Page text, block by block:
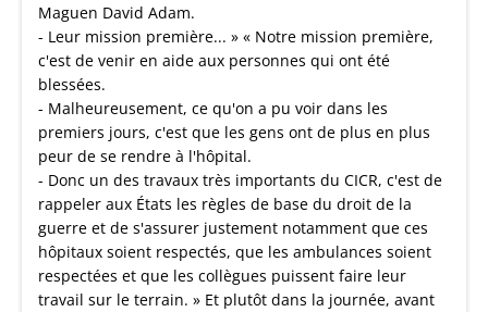
Maguen David Adam.
- Leur mission première... » « Notre mission première,
c'est de venir en aide aux personnes qui ont été
blessées.
- Malheureusement, ce qu'on a pu voir dans les
premiers jours, c'est que les gens ont de plus en plus
peur de se rendre à l'hôpital.
- Donc un des travaux très importants du CICR, c'est de
rappeler aux États les règles de base du droit de la
guerre et de s'assurer justement notamment que ces
hôpitaux soient respectés, que les ambulances soient
respectées et que les collègues puissent faire leur
travail sur le terrain. » Et plutôt dans la journée, avant